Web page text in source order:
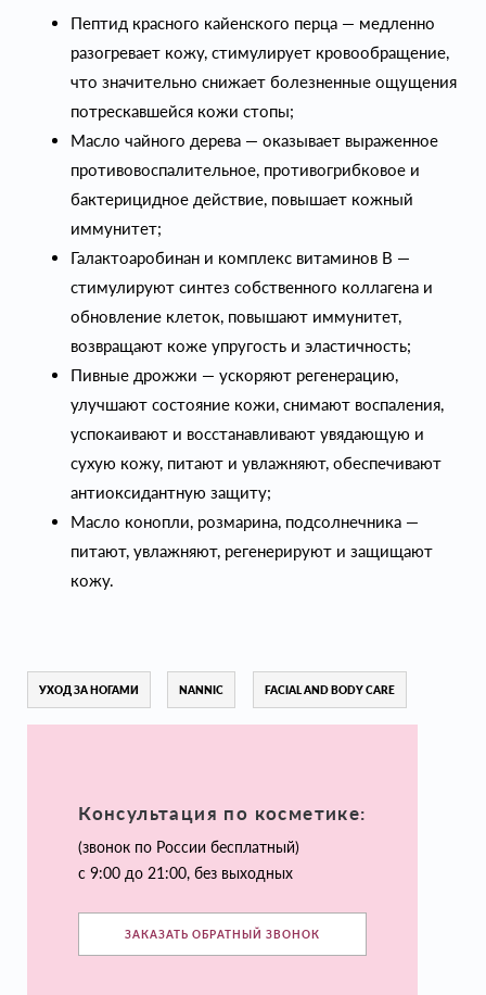
Пептид красного кайенского перца — медленно
разогревает кожу, стимулирует кровообращение,
что значительно снижает болезненные ощущения
потрескавшейся кожи стопы;
Масло чайного дерева — оказывает выраженное
противовоспалительное, противогрибковое и
бактерицидное действие, повышает кожный
иммунитет;
Галактоаробинан и комплекс витаминов В —
стимулируют синтез собственного коллагена и
обновление клеток, повышают иммунитет,
возвращают коже упругость и эластичность;
Пивные дрожжи — ускоряют регенерацию,
улучшают состояние кожи, снимают воспаления,
успокаивают и восстанавливают увядающую и
сухую кожу, питают и увлажняют, обеспечивают
антиоксидантную защиту;
Масло конопли, розмарина, подсолнечника —
питают, увлажняют, регенерируют и защищают
кожу.
УХОД ЗА НОГАМИ NANNIC FACIAL AND BODY CARE
Консультация по косметике:
(звонок по России бесплатный)
с 9:00 до 21:00, без выходных
ЗАКАЗАТЬ ОБРАТНЫЙ ЗВОНОК